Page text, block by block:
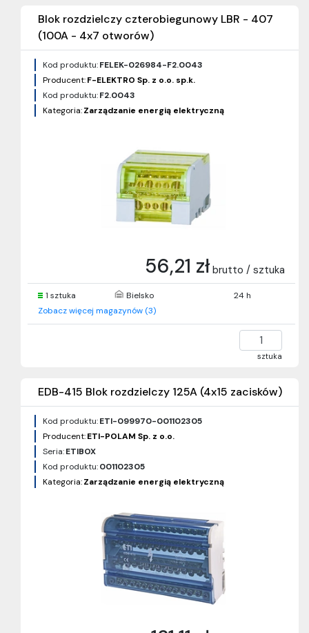
Blok rozdzielczy czterobiegunowy LBR - 407
(100A - 4x7 otworów)
Kod produktu:FELEK-026984-F2.0043
Producent:F-ELEKTRO Sp. z o.o. sp.k.
Kod produktu:F2.0043
Kategoria:Zarządzanie energią elektryczną
56,21 zł brutto / sztuka
1 sztuka Bielsko
24 h
Zobacz więcej magazynów (3)
sztuka
EDB-415 Blok rozdzielczy 125A (4x15 zacisków)
Kod produktu:ETI-099970-001102305
Producent:ETI-POLAM Sp. z o.o.
Seria:ETIBOX
Kod produktu:001102305
Kategoria:Zarządzanie energią elektryczną